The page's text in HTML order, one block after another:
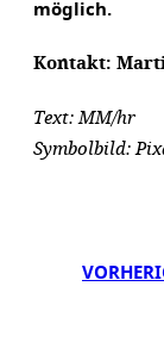
möglich.
Kontakt:
Text: MM/hr
Symbolbild: